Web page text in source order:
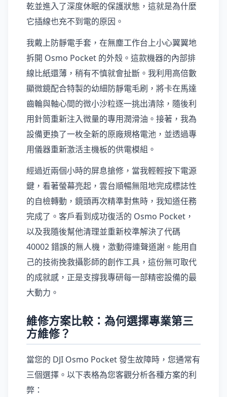
乾並進入了深度休眠的保護狀態，這就是為什麼
它插線也充不到電的原因。
我戴上防靜電手套，在無塵工作台上小心翼翼地
拆開 Osmo Pocket 的外殼。這款機器的內部排
線比紙還薄，稍有不慎就會扯斷。我利用高倍數
顯微鏡配合特製的幼細防靜電毛刷，將卡在馬達
齒輪與軸心間的微小沙粒逐一挑出清除，隨後利
用針筒重新注入微量的專用潤滑油。接著，我為
設備更換了一枚全新的原廠規格電池，並透過專
用儀器重新激活主機板的供電模組。
經過近兩個小時的屏息搶修，當我輕輕按下電源
鍵，看著螢幕亮起，雲台順暢無阻地完成標誌性
的自檢轉動，鏡頭再次精準對焦時，我知道任務
完成了。客戶看到成功復活的 Osmo Pocket，
以及我隨後幫他清理並重新校準解決了代碼
40002 錯誤的無人機，激動得連聲道謝。能用自
己的技術挽救攝影師的創作工具，這份無可取代
的成就感，正是支撐我專研每一部精密設備的最
大動力。
維修方案比較：為何選擇專業第三
方維修？
當您的 DJI Osmo Pocket 發生故障時，您通常有
三個選擇。以下表格為您客觀分析各種方案的利
弊：